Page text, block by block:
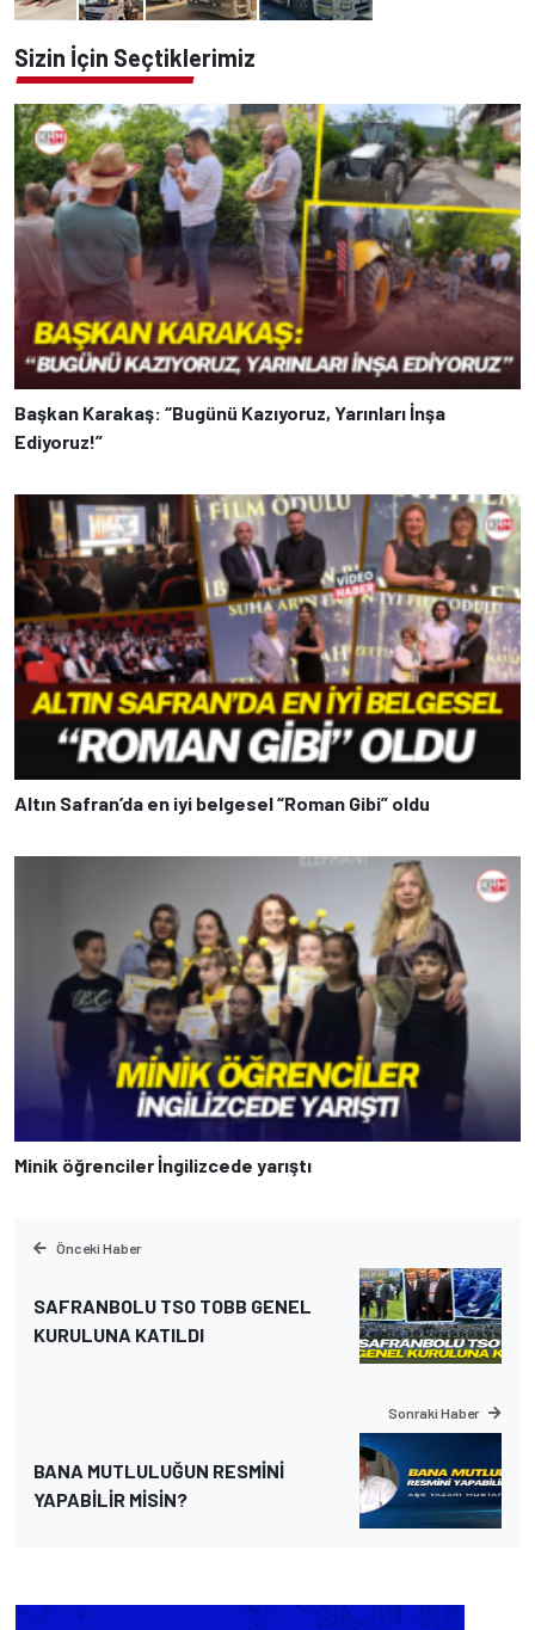
Sizin İçin Seçtiklerimiz
Başkan Karakaş: “Bugünü Kazıyoruz, Yarınları İnşa
Ediyoruz!”
Altın Safran’da en iyi belgesel “Roman Gibi” oldu
Minik öğrenciler İngilizcede yarıştı
Önceki Haber
SAFRANBOLU TSO TOBB GENEL
KURULUNA KATILDI
Sonraki Haber
BANA MUTLULUĞUN RESMİNİ
YAPABİLİR MİSİN?